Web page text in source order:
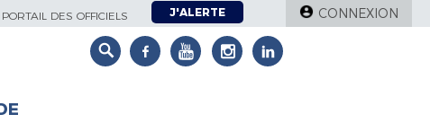
PORTAIL DES OFFICIELS J'ALERTE CONNEXION